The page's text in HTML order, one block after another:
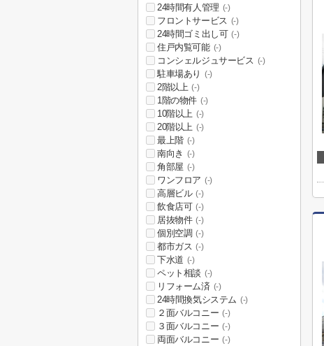
24時間有人管理 (-)
フロントサービス (-)
24時間ゴミ出し可 (-)
住戸内覧可能 (-)
コンシェルジュサービス (-)
駐車場あり (-)
2階以上 (-)
1階の物件 (-)
10階以上 (-)
20階以上 (-)
最上階 (-)
南向き (-)
角部屋 (-)
ワンフロア (-)
高層ビル (-)
飲食店可 (-)
居抜物件 (-)
個別空調 (-)
都市ガス (-)
下水道 (-)
ペット相談 (-)
リフォーム済 (-)
24時間換気システム (-)
２面バルコニー (-)
３面バルコニー (-)
両面バルコニー (-)